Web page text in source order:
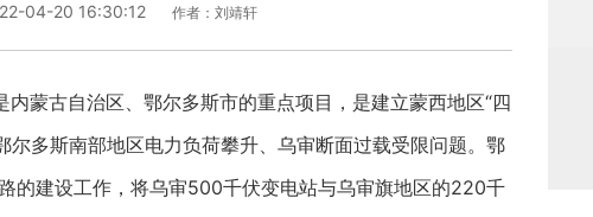
04-20 16:30:12 作者：刘靖轩
古自治区、鄂尔多斯市的重点项目，是建立蒙西地区“四
多斯南部地区电力负荷攀升、乌审断面过载受限问题。鄂
的建设工作，将乌审500千伏变电站与乌审旗地区的220千